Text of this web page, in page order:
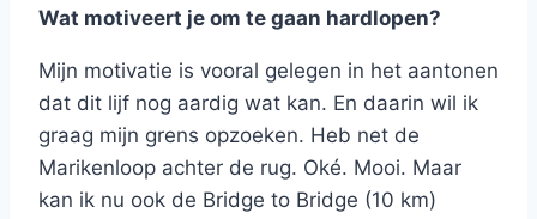
Wat motiveert je om te gaan hardlopen?
Mijn motivatie is vooral gelegen in het aantonen
dat dit lijf nog aardig wat kan. En daarin wil ik
graag mijn grens opzoeken. Heb net de
Marikenloop achter de rug. Oké. Mooi. Maar
kan ik nu ook de Bridge to Bridge (10 km)